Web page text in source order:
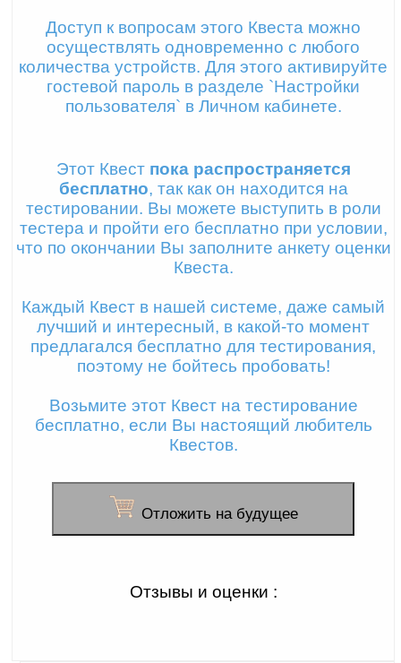
Доступ к вопросам этого Квеста можно
осуществлять одновременно с любого
количества устройств. Для этого активируйте
гостевой пароль в разделе `Настройки
пользователя` в Личном кабинете.
Этот Квест пока распространяется
бесплатно, так как он находится на
тестировании. Вы можете выступить в роли
тестера и пройти его бесплатно при условии,
что по окончании Вы заполните анкету оценки
Квеста.
Каждый Квест в нашей системе, даже самый
лучший и интересный, в какой-то момент
предлагался бесплатно для тестирования,
поэтому не бойтесь пробовать!
Возьмите этот Квест на тестирование
бесплатно, если Вы настоящий любитель
Квестов.
Отложить на будущее
Отзывы и оценки :